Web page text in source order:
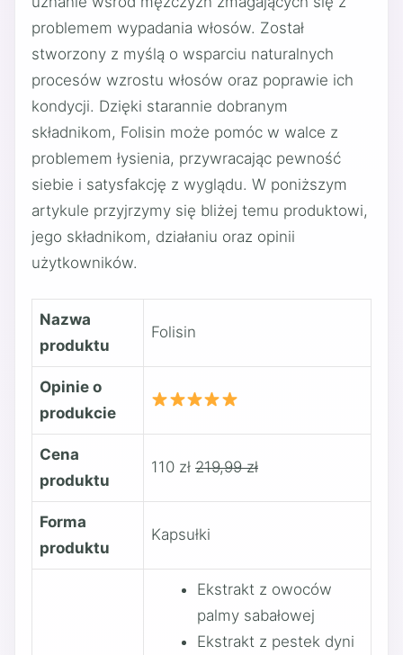
problemem wypadania włosów. Został
stworzony z myślą o wsparciu naturalnych
procesów wzrostu włosów oraz poprawie ich
kondycji. Dzięki starannie dobranym
składnikom, Folisin może pomóc w walce z
problemem łysienia, przywracając pewność
siebie i satysfakcję z wyglądu. W poniższym
artykule przyjrzymy się bliżej temu produktowi,
jego składnikom, działaniu oraz opinii
użytkowników.
Nazwa
produktu
Folisin
Opinie o
produkcie
Cena
produktu
110 zł 219,99 zł
Forma
produktu
Kapsułki
Ekstrakt z owoców
palmy sabałowej
Ekstrakt z pestek dyni